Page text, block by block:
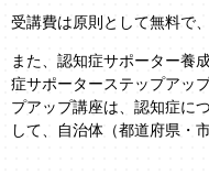
受講費は原則として無料で
また、認知症サポーター養
症サポーターステップアッ
プアップ講座は、認知症に
して、自治体（都道府県・